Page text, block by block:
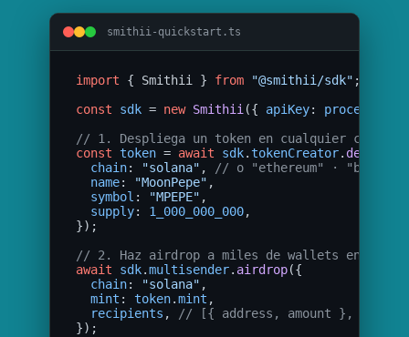
smithii-quickstart.ts
import { Smithii } from "@smithii/sdk" ;
const
sdk = new Smithii({ apiKey: process
// 1. Despliega un token en cualquier chain
const token = await sdk.tokenCreator. deploy
chain: "solana" , // o "ethereum" · "base"
name: "MoonPepe" ,
symbol : "MPEPE" ,
supply: 1_000_000_000,
});
// 2. Haz airdrop a miles de wallets en una
await
sdk.multisender. airdrop({
chain: "solana" ,
mint : token.mint ,
recipients , // [{ address, amount }, ...]
});